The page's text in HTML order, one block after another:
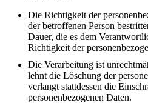
Die Richtigkeit der
der betroffenen Person
Dauer, die es dem
Richtigkeit der
Die Verarbeitung ist
lehnt die Löschung der
verlangt stattdessen die
personenbezogenen Daten.